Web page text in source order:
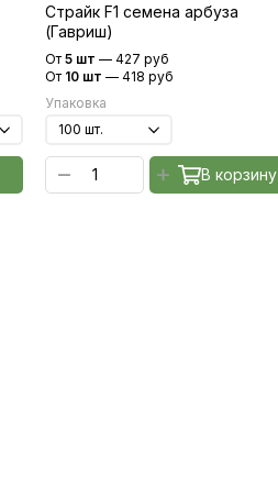
Страйк F1 семена арбуза
(Гавриш)
От5 шт —427 руб
От 10 шт —418 руб
Упаковка
В корзину